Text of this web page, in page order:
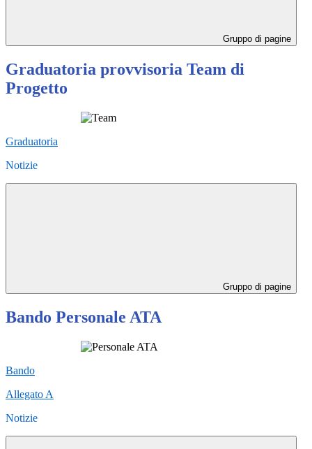
Gruppo di pagine
Graduatoria provvisoria Team di
Progetto
Graduatoria
Notizie
Gruppo di pagine
Bando Personale ATA
Bando
Allegato A
Notizie